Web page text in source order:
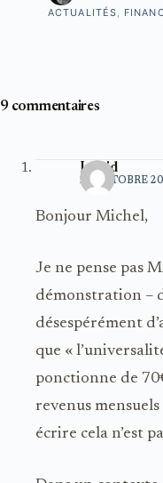
ACTUALITÉS,
9 commentaires
Ingrid
21 OCTOBRE
Bonjour Michel,
Je ne pense pas
démonstration –
désespérément
que «
ponctionne de
revenus
écrire cela n’est